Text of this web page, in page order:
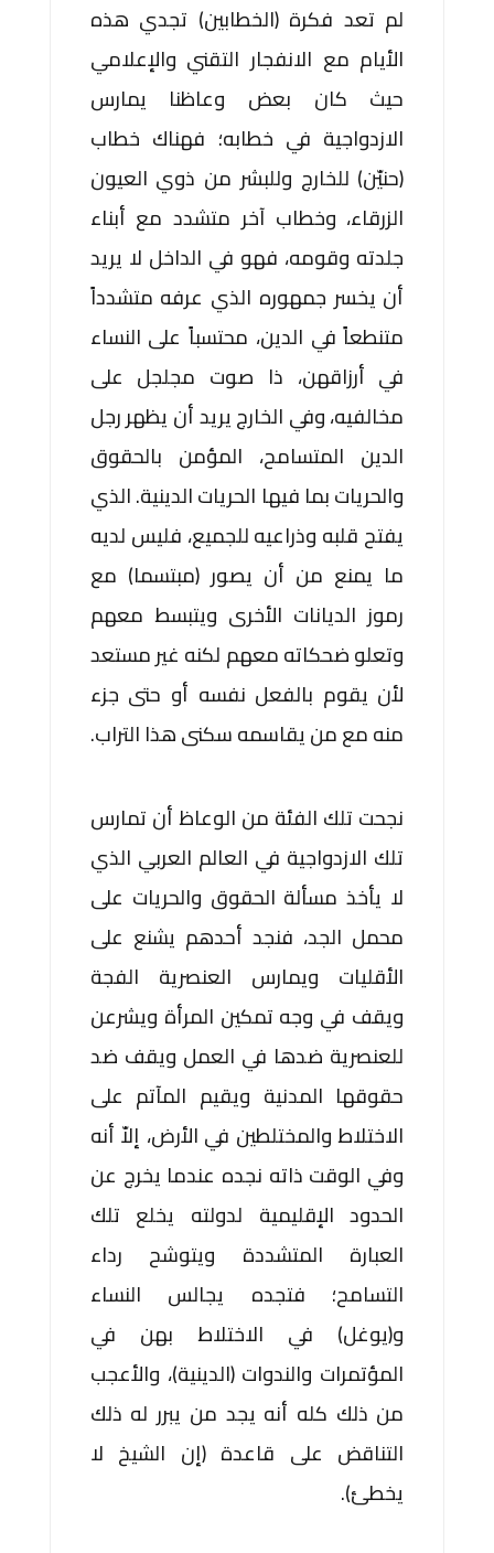
لم تعد فكرة (الخطابين) تجدي هذه
الأيام مع الانفجار التقني والإعلامي
حيث كان بعض وعاظنا يمارس
الازدواجية في خطابه؛ فهناك خطاب
(حنيّن) للخارج وللبشر من ذوي العيون
الزرقاء، وخطاب آخر متشدد مع أبناء
جلدته وقومه، فهو في الداخل لا يريد
أن يخسر جمهوره الذي عرفه متشدداً
متنطعاً في الدين، محتسباً على النساء
في أرزاقهن، ذا صوت مجلجل على
مخالفيه، وفي الخارج يريد أن يظهر رجل
الدين المتسامح، المؤمن بالحقوق
والحريات بما فيها الحريات الدينية. الذي
يفتح قلبه وذراعيه للجميع، فليس لديه
ما يمنع من أن يصور (مبتسما) مع
رموز الديانات الأخرى ويتبسط معهم
وتعلو ضحكاته معهم لكنه غير مستعد
لأن يقوم بالفعل نفسه أو حتى جزء
منه مع من يقاسمه سكنى هذا التراب.
نجحت تلك الفئة من الوعاظ أن تمارس
تلك الازدواجية في العالم العربي الذي
لا يأخذ مسألة الحقوق والحريات على
محمل الجد، فنجد أحدهم يشنع على
الأقليات ويمارس العنصرية الفجة
ويقف في وجه تمكين المرأة ويشرعن
للعنصرية ضدها في العمل ويقف ضد
حقوقها المدنية ويقيم المآتم على
الاختلاط والمختلطين في الأرض، إلاّ أنه
وفي الوقت ذاته نجده عندما يخرج عن
الحدود الإقليمية لدولته يخلع تلك
العبارة المتشددة ويتوشح رداء
التسامح؛ فتجده يجالس النساء
و(يوغل) في الاختلاط بهن في
المؤتمرات والندوات (الدينية)، والأعجب
من ذلك كله أنه يجد من يبرر له ذلك
التناقض على قاعدة (إن الشيخ لا
يخطئ).